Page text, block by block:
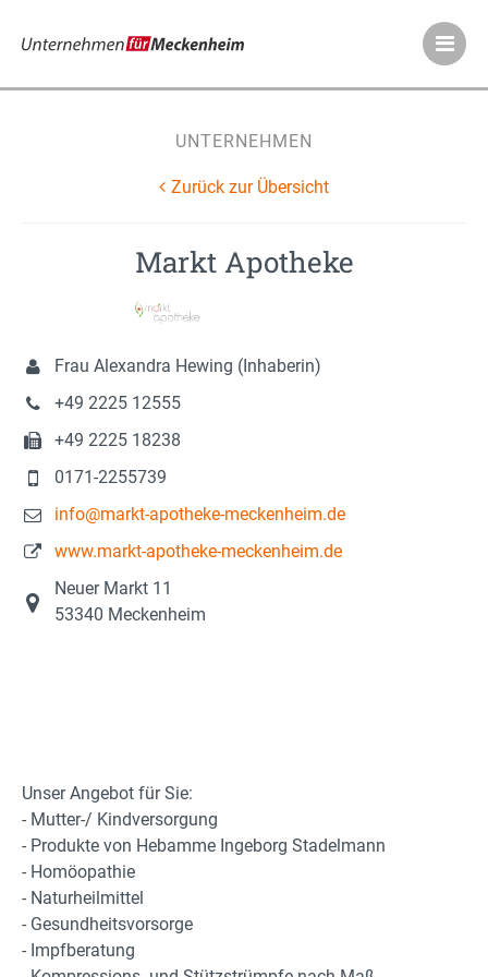
Meckenheimer
UNTERNEHMEN
Zurück zur Übersicht
Markt Apotheke
Frau Alexandra Hewing (Inhaberin)
+49 2225 12555
+49 2225 18238
0171-2255739
info@markt-apotheke-meckenheim.de
www.markt-apotheke-meckenheim.de
Neuer Markt 11
53340 Meckenheim
Unser Angebot für Sie:
- Mutter-/ Kindversorgung
- Produkte von Hebamme Ingeborg Stadelmann
- Homöopathie
- Naturheilmittel
- Gesundheitsvorsorge
- Impfberatung